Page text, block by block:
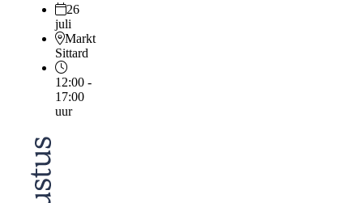
26
juli
Markt
Sittard
12:00 -
17:00
uur